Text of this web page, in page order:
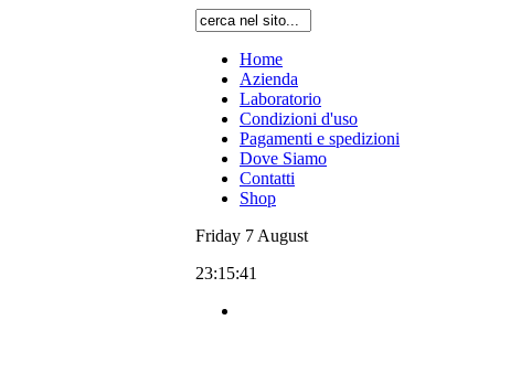
Home
Azienda
Laboratorio
Condizioni d'uso
Pagamenti e spedizioni
Dove Siamo
Contatti
Shop
Friday 7 August
23:15:41